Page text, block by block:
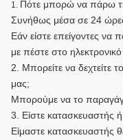
1. Πότε μπορώ να πάρω
Συνήθως μέσα σε 24
Εάν είστε επείγοντες να
με πέστε στο
2. Μπορείτε να δεχτείτε
μας;
Μπορούμε να το
3. Είστε κατασκευαστής
Είμαστε κατασκευαστής